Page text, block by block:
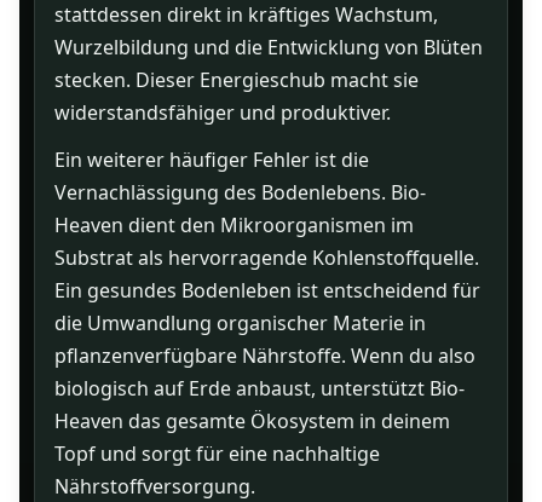
stattdessen direkt in kräftiges Wachstum,
Wurzelbildung und die Entwicklung von Blüten
stecken. Dieser Energieschub macht sie
widerstandsfähiger und produktiver.
Ein weiterer häufiger Fehler ist die
Vernachlässigung des Bodenlebens. Bio-
Heaven dient den Mikroorganismen im
Substrat als hervorragende Kohlenstoffquelle.
Ein gesundes Bodenleben ist entscheidend für
die Umwandlung organischer Materie in
pflanzenverfügbare Nährstoffe. Wenn du also
biologisch auf Erde anbaust, unterstützt Bio-
Heaven das gesamte Ökosystem in deinem
Topf und sorgt für eine nachhaltige
Nährstoffversorgung.